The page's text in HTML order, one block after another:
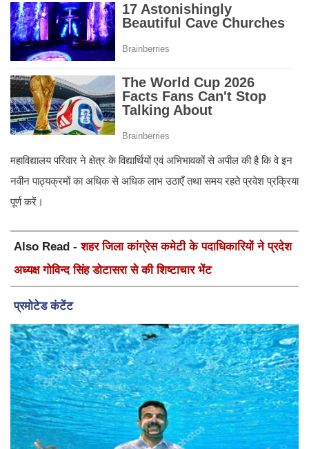
महाविद्यालय परिवार ने क्षेत्र के विद्यार्थियों एवं अभिभावकों से अपील की है कि वे इन
नवीन पाठ्यक्रमों का अधिक से अधिक लाभ उठाएँ तथा समय रहते प्रवेश प्रक्रिया
पूर्ण करें।
Also Read -शहर जिला कांग्रेस कमेटी के पदाधिकारियों ने प्रदेश
अध्यक्ष गोविन्द सिंह डोटासरा से की शिष्टाचार भेंट